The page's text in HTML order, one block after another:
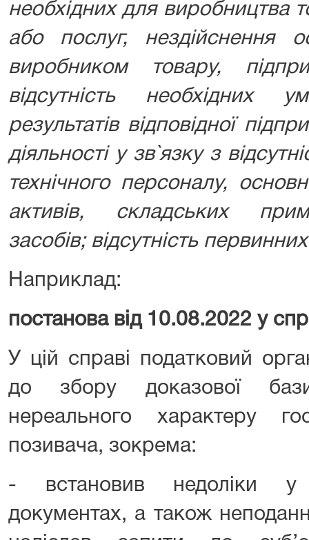
необхідних для виробництва
або послуг, нездійснення
виробником товару,
відсутність необхідних
результатів відповідної
діяльності у зв`язку з
технічного персоналу,
активів, складських
засобів; відсутність
Наприклад:
постанова від 10.08.2022 у
У цій справі податковий
до збору доказової
нереального характеру
позивача, зокрема:
- встановив недоліки у
документах, а також